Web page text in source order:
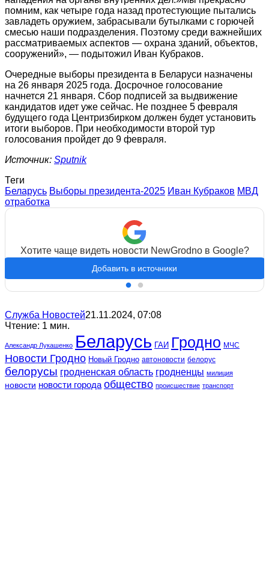
помним, как четыре года назад протестующие пытались
завладеть оружием, забрасывали бутылками с горючей
смесью наши подразделения. Поэтому среди важнейших
рассматриваемых аспектов — охрана зданий, объектов,
сооружений», — подытожил Иван Кубраков.
Очередные выборы президента в Беларуси назначены
на 26 января 2025 года. Досрочное голосование
начнется 21 января. Сбор подписей за выдвижение
кандидатов идет уже сейчас. Не позднее 5 февраля
будущего года Центризбирком должен будет установить
итоги выборов. При необходимости второй тур
голосования пройдет до 9 февраля.
Источник: Sputnik
Теги
Беларусь Выборы президента-2025 Иван Кубраков МВД
отработка
Хотите чаще видеть новости NewGrodno в Google?
Добавить в источники
Служба Новостей21.11.2024, 07:08
Чтение: 1 мин.
Александр Лукашенко Беларусь ГАИ Гродно МЧС
Новости Гродно Новый Гродно автоновости белорус
белорусы гродненская область гродненцы милиция
новости новости города общество происшествие транспорт